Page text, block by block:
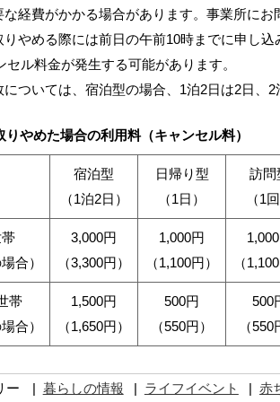
経費がかかる場合があります。事業所にお
やめる際には前日の午前10時までに申し
セル料金が発生する可能があります。
ついては、宿泊型の場合、1泊2日は2日、2
りやめた場合の利用料（キャンセル料）
宿泊型
（1泊2日）
日帰り型
（1日）
訪問
（1回
合）
3,000円
（3,300円）
1,000円
（1,100円）
（
帯
合）
1,500円
（1,650円）
500円
（550円）
500
（550
ー 暮らしの情報 ライフイベント 赤